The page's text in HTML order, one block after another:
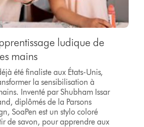
ludique de
mains
été finaliste aux États-Unis,
la sensibilisation à
Inventé par Shubham Issar
diplômés de la Parsons
SoaPen est un stylo coloré
de savon, pour apprendre aux